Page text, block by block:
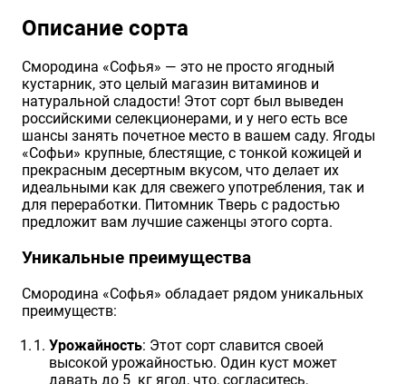
Зелень и пряные травы
Описание сорта
Смородина «Софья» — это не просто ягодный
кустарник, это целый магазин витаминов и
натуральной сладости! Этот сорт был выведен
российскими селекционерами, и у него есть все
шансы занять почетное место в вашем саду. Ягоды
«Софьи» крупные, блестящие, с тонкой кожицей и
прекрасным десертным вкусом, что делает их
идеальными как для свежего употребления, так и
для переработки. Питомник Тверь с радостью
предложит вам лучшие саженцы этого сорта.
Уникальные преимущества
Смородина «Софья» обладает рядом уникальных
преимуществ:
Урожайность: Этот сорт славится своей
высокой урожайностью. Один куст может
давать до 5 кг ягод, что, согласитесь,